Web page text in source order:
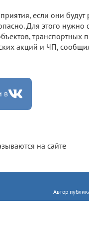
если они
Для этого нужно
транспортных
акций и ЧП,
в
на сайте
Автор